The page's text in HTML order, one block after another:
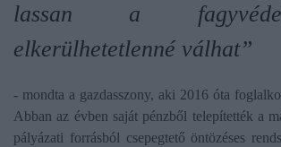
lassan a
elkerülhetetlenné válhat”
- mondta a gazdasszony, aki 2016 óta
Abban az évben saját pénzből telepítették a
pályázati forrásból csepegtető öntözéses